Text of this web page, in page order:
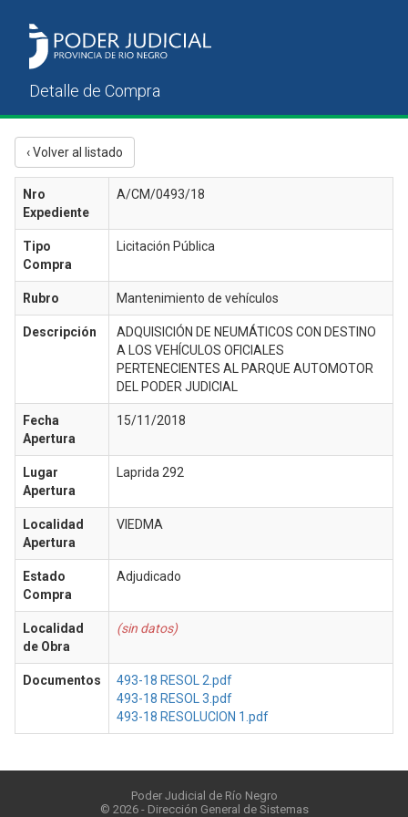
‹ Volver al listado
Nro
Expediente
A/CM/0493/18
Tipo
Compra
Licitación Pública
Rubro Mantenimiento de vehículos
Descripción
ADQUISICIÓN DE NEUMÁTICOS CON DESTINO
A LOS VEHÍCULOS OFICIALES
PERTENECIENTES AL PARQUE AUTOMOTOR
DEL PODER JUDICIAL
Fecha
Apertura
15/11/2018
Lugar
Apertura
Laprida 292
Localidad
Apertura
VIEDMA
Estado
Compra
Adjudicado
Localidad
de Obra
(sin datos)
Documentos
493-18 RESOL 2.pdf
493-18 RESOL 3.pdf
493-18 RESOLUCION 1.pdf